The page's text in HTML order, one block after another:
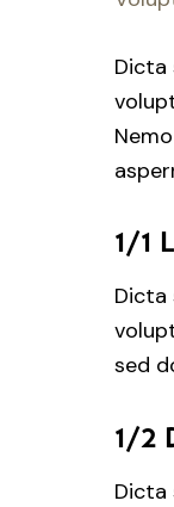
Dicta
1/1
Dicta
sed
1/2
Dicta